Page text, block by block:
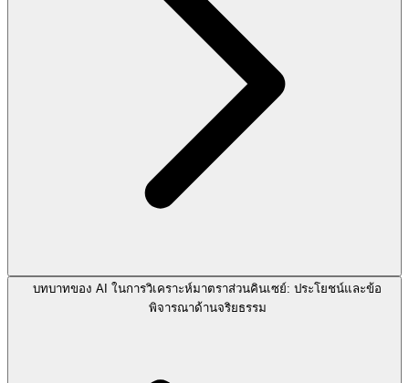
บทบาทของ AI ในการวิเคราะห์มาตราส่วนคินเซย์: ประโยชน์และข้อ
พิจารณาด้านจริยธรรม